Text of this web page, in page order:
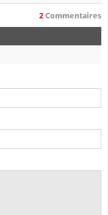
2 Commentaires